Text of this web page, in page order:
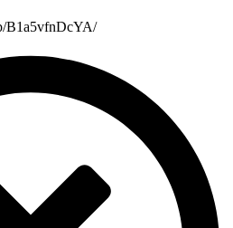
B1a5vfnDcYA/